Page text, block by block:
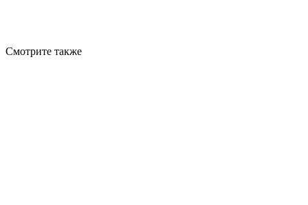
Смотрите также